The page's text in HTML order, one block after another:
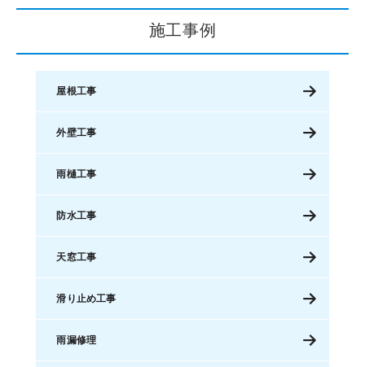
施工事例
屋根工事
外壁工事
雨樋工事
防水工事
天窓工事
滑り止め工事
雨漏修理